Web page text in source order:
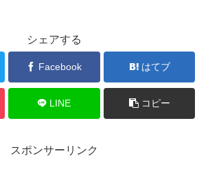
シェアする
Facebook はてブ
LINE コピー
スポンサーリンク